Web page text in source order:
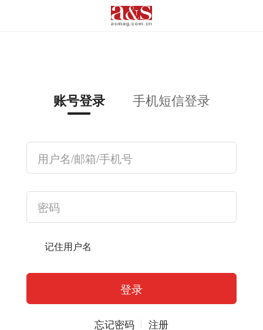
账号登录 手机短信登录
记住用户名
忘记密码 注册